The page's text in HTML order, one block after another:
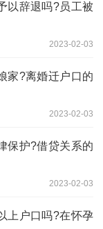
以辞退吗?员工被
2023-02-03
家?离婚迁户口的
2023-02-03
保护?借贷关系的
2023-02-03
上户口吗?在怀孕